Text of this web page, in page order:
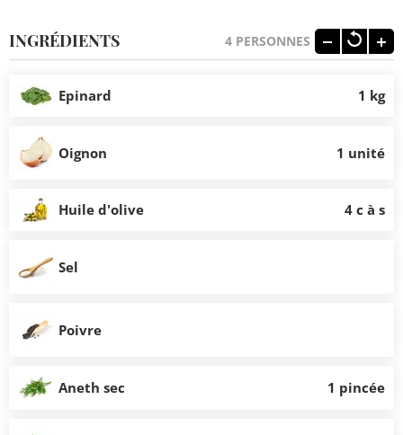
INGRÉDIENTS 4 PERSONNES
Epinard 1 kg
Oignon 1 unité
Huile d'olive 4 c à s
Sel
Poivre
Aneth sec 1 pincée